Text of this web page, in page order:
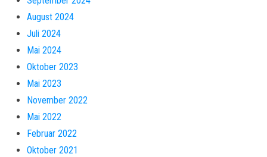
August 2024
Juli 2024
Mai 2024
Oktober 2023
Mai 2023
November 2022
Mai 2022
Februar 2022
Oktober 2021